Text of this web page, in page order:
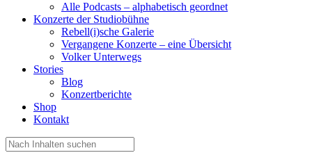
Alle Podcasts – alphabetisch geordnet
Konzerte der Studiobühne
Rebell(i)sche Galerie
Vergangene Konzerte – eine Übersicht
Volker Unterwegs
Stories
Blog
Konzertberichte
Shop
Kontakt